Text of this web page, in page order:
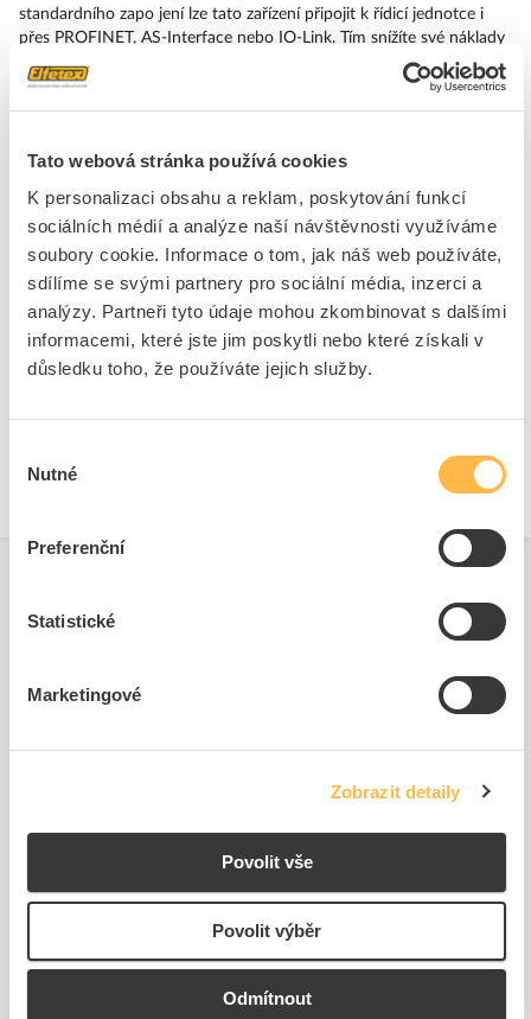
Tato webová stránka používá cookies
K personalizaci obsahu a reklam, poskytování funkcí
sociálních médií a analýze naší návštěvnosti využíváme
soubory cookie. Informace o tom, jak náš web používáte,
sdílíme se svými partnery pro sociální média, inzerci a
analýzy. Partneři tyto údaje mohou zkombinovat s dalšími
informacemi, které jste jim poskytli nebo které získali v
důsledku toho, že používáte jejich služby.
souhlasu
Nutné
Preferenční
Statistické
Marketingové
Zobrazit detaily
Povolit vše
Povolit výběr
Odmítnout
standardního zapo jení lze tato zařízení připojit k řídicí jednotce i
přes PROFINET, AS-Interface nebo IO-Link. Tím snížíte své náklady
na kabeláž, minimalizujete zdroje chyb a získáte vyšší flexibilitu.
Grafický online konfigurátor pohodlně pomůže s výběrem a
objednáním jednotlivých součástek, krytů a popisků. K dispozici je
Dodáváme tato provedení: různé systémy zamykání (CES, BKS,
ovládání, různé polohy vytažení klíče. Upozornění: Kompletní
zařízení, dodávka včetně držáků a modulů. SIRIUS ACT –
Performance in Action při udělování příkazů a hlášení. Jednoduše
smontovatelný, jednoduše silný, jednoduše perfektní.
Značka SIEMENS
0AG10-0AA0 štítku
11.297.859
25,43 Kč/ks
3SU1400-1AA10-1FA0
Kód ELFETEX
170,78 Kč/ks